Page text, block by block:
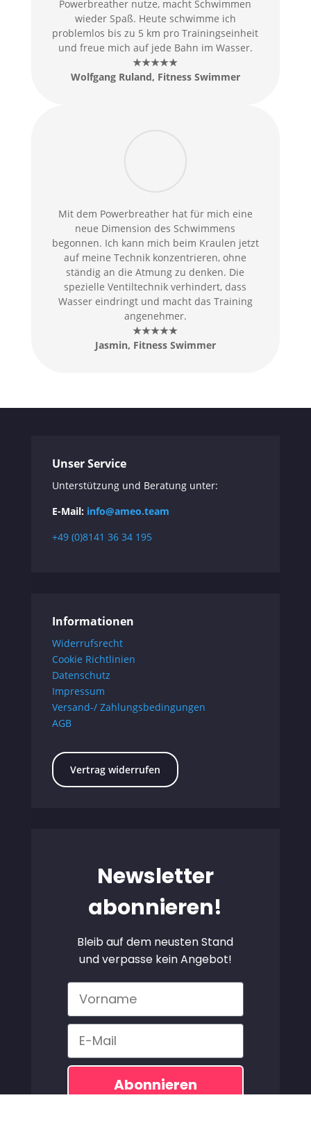
Powerbreather nutze, macht Schwimmen
wieder Spaß. Heute schwimme ich
problemlos bis zu 5 km pro Trainingseinheit
und freue mich auf jede Bahn im Wasser.
★★★★★
Wolfgang Ruland, Fitness Swimmer
Mit dem Powerbreather hat für mich eine
neue Dimension des Schwimmens
begonnen. Ich kann mich beim Kraulen jetzt
auf meine Technik konzentrieren, ohne
ständig an die Atmung zu denken. Die
spezielle Ventiltechnik verhindert, dass
Wasser eindringt und macht das Training
angenehmer.
★★★★★
Jasmin, Fitness Swimmer
Unser Service
Unterstützung und Beratung unter:
E-Mail: info@ameo.team
+49 (0)8141 36 34 195
Informationen
Widerrufsrecht
Cookie Richtlinien
Datenschutz
Impressum
Versand-/ Zahlungsbedingungen
AGB
Vertrag widerrufen
Newsletter
abonnieren!
Bleib auf dem neusten Stand
und verpasse kein Angebot!
Vorname
Email
Abonnieren